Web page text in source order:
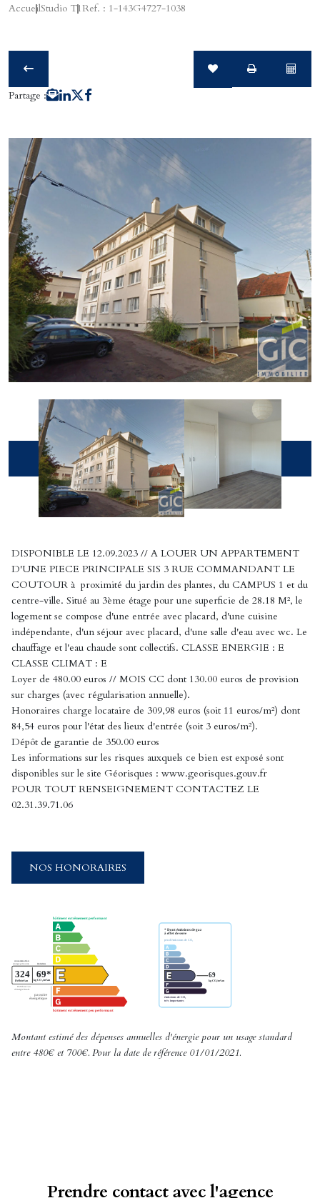
AccueilStudio T1Ref. : 1-143G4727-1038
Partage :
DISPONIBLE LE 12.09.2023 // A LOUER UN APPARTEMENT
D'UNE PIECE PRINCIPALE SIS 3 RUE COMMANDANT LE
COUTOUR à proximité du jardin des plantes, du CAMPUS 1 et du
centre-ville. Situé au 3ème étage pour une superficie de 28.18 M², le
logement se compose d'une entrée avec placard, d'une cuisine
indépendante, d'un séjour avec placard, d'une salle d'eau avec wc. Le
chauffage et l'eau chaude sont collectifs. CLASSE ENERGIE : E
CLASSE CLIMAT : E
Loyer de 480.00 euros // MOIS CC dont 130.00 euros de provision
sur charges (avec régularisation annuelle).
Honoraires charge locataire de 309,98 euros (soit 11 euros/m²) dont
84,54 euros pour l'état des lieux d'entrée (soit 3 euros/m²).
Dépôt de garantie de 350.00 euros
Les informations sur les risques auxquels ce bien est exposé sont
disponibles sur le site Géorisques : www.georisques.gouv.fr
POUR TOUT RENSEIGNEMENT CONTACTEZ LE
02.31.39.71.06
NOS HONORAIRES
Montant estimé des dépenses annuelles d'énergie pour un usage standard
entre 480€ et 700€. Pour la date de référence 01/01/2021.
Prendre contact avec l'agence